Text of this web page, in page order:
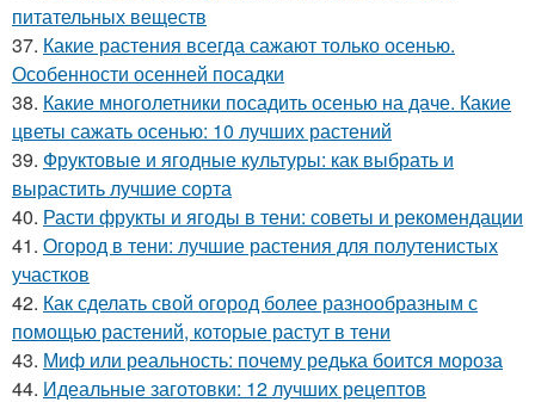
питательных веществ
37. Какие растения всегда сажают только осенью.
Особенности осенней посадки
38. Какие многолетники посадить осенью на даче. Какие
цветы сажать осенью: 10 лучших растений
39. Фруктовые и ягодные культуры: как выбрать и
вырастить лучшие сорта
40. Расти фрукты и ягоды в тени: советы и рекомендации
41. Огород в тени: лучшие растения для полутенистых
участков
42. Как сделать свой огород более разнообразным с
помощью растений, которые растут в тени
43. Миф или реальность: почему редька боится мороза
44. Идеальные заготовки: 12 лучших рецептов